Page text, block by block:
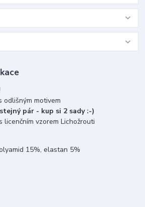
odlišným motivem
pár - kup si 2 sady :-)
licenčním vzorem Lichožrouti
15%, elastan 5%